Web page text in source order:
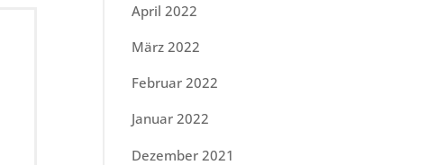
April 2022
März 2022
Februar 2022
Januar 2022
Dezember 2021